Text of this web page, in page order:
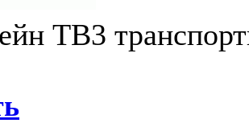
ТВ3